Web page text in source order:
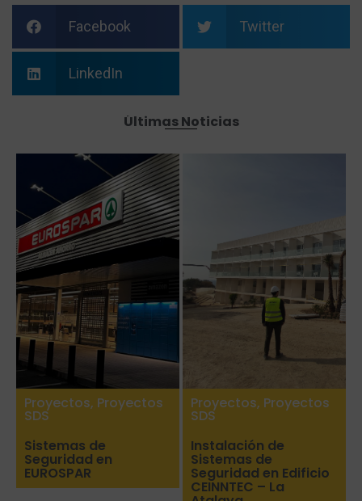
Facebook Twitter
LinkedIn
Últimas Noticias
Proyectos, Proyectos
SDS
Sistemas de
Seguridad en
EUROSPAR
Proyectos, Proyectos
SDS
Instalación de
Sistemas de
Seguridad en Edificio
CEINNTEC – La